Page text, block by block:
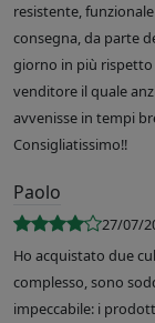
resistente,
consegna, da parte
giorno in più rispetto
venditore il quale
avvenisse in tempi
Consigliatissimo!!
Paolo
27/07/
Ho acquistato due
complesso, sono
impeccabile: i